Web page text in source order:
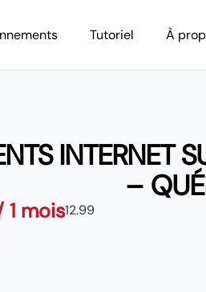
Tutoriel À
INTERNET
–
1 mois12.99